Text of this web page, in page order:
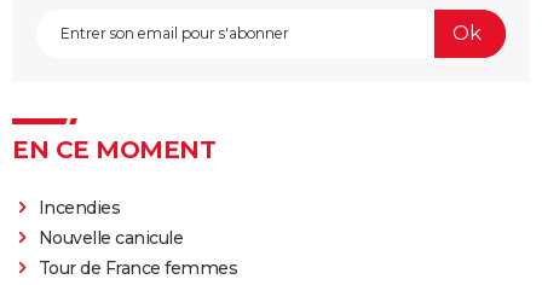
EN CE MOMENT
Incendies
Nouvelle canicule
Tour de France femmes